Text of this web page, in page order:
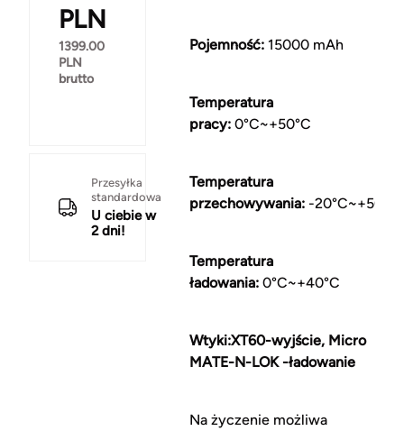
PLN
1399.00
PLN
brutto
Przesyłka
standardowa
U ciebie w
2 dni!
Pojemność:15000 mAh
Temperatura
pracy:0°C~+50°C
Temperatura
przechowywania:-20°C~+50°C
Temperatura
ładowania:0°C~+40°C
Wtyki:XT60-wyjście, Micro
MATE-N-LOK -ładowanie
Na życzenie możliwa